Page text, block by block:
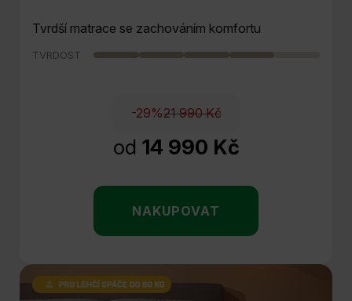
Tvrdší matrace se zachováním komfortu
TVRDOST
-29%21 990 Kč
od 14 990 Kč
NAKUPOVAT